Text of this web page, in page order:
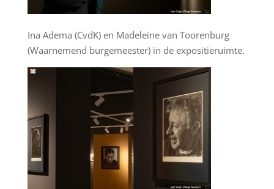
Ina Adema (CvdK) en Madeleine van Toorenburg
(Waarnemend burgemeester) in de expositieruimte.